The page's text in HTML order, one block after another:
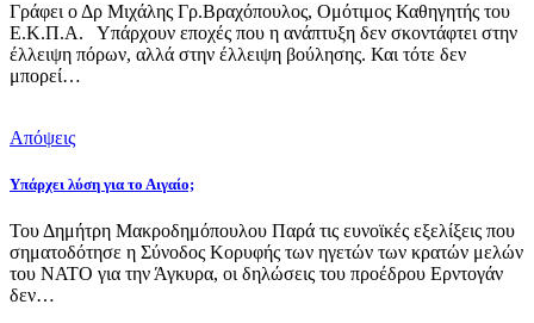
Γράφει ο Δρ Μιχάλης Γρ.Βραχόπουλος, Ομότιμος Καθηγητής του
Ε.Κ.Π.Α. Υπάρχουν εποχές που η ανάπτυξη δεν σκοντάφτει στην
έλλειψη πόρων, αλλά στην έλλειψη βούλησης. Και τότε δεν
μπορεί…
Απόψεις
Υπάρχει λύση για το Αιγαίο;
Του Δημήτρη Μακροδημόπουλου Παρά τις ευνοϊκές εξελίξεις που
σηματοδότησε η Σύνοδος Κορυφής των ηγετών των κρατών μελών
του ΝΑΤΟ για την Άγκυρα, οι δηλώσεις του προέδρου Ερντογάν
δεν…